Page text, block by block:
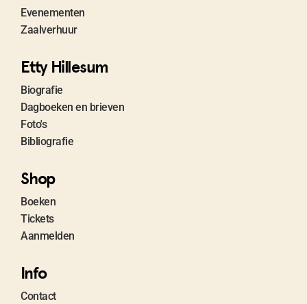
Evenementen
Zaalverhuur
Etty Hillesum
Biografie
Dagboeken en brieven
Foto's
Bibliografie
Shop
Boeken
Tickets
Aanmelden
Info
Contact